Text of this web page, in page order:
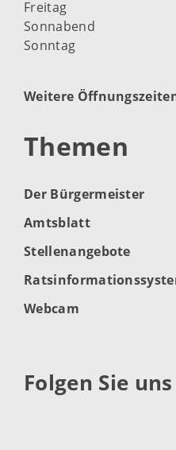
Freitag
Sonnabend
Sonntag
Weitere
Themen
Der Bürgermeister
Amtsblatt
Stellenangebote
Webcam
Folgen Sie uns